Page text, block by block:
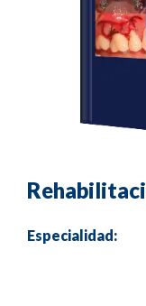
Especialidad: